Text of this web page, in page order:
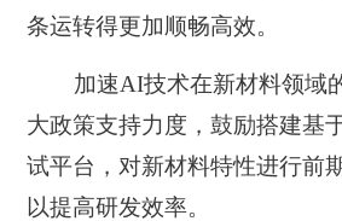
条运转得更加顺畅高效。
加速AI技术在新材料领域
大政策支持力度，鼓励搭建基
试平台，对新材料特性进行前
以提高研发效率。